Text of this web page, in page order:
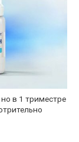
в 1 триместре